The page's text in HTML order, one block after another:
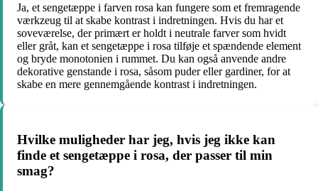
Ja, et sengetæppe i farven rosa kan fungere som et fremragende
værkzeug til at skabe kontrast i indretningen. Hvis du har et
soveværelse, der primært er holdt i neutrale farver som hvidt
eller gråt, kan et sengetæppe i rosa tilføje et spændende element
og bryde monotonien i rummet. Du kan også anvende andre
dekorative genstande i rosa, såsom puder eller gardiner, for at
skabe en mere gennemgående kontrast i indretningen.
Hvilke muligheder har jeg, hvis jeg ikke kan
finde et sengetæppe i rosa, der passer til min
smag?